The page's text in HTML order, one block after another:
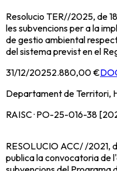
Resolucio TER//2025, de
les subvencions per a la
de gestio ambiental
del sistema previst en el
31/12/20252.880,00 €
Departament de Territori,
RAISC · PO-25-016-38
RESOLUCIO ACC/ /2021,
publica la convocatoria de